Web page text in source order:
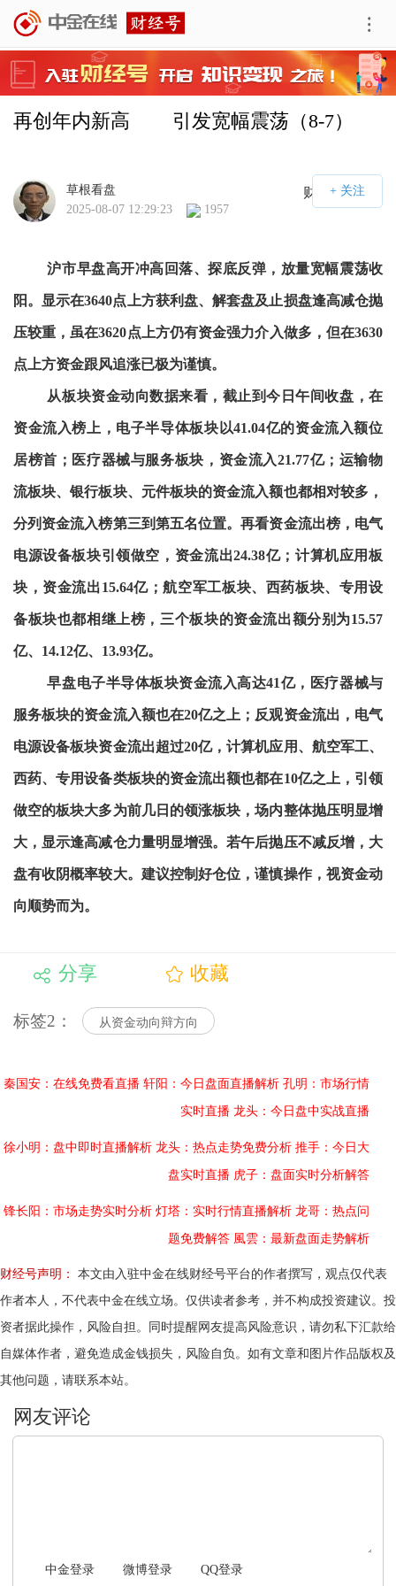
再创年内新高        引发宽幅震荡（8-7）
财经号APP
草根看盘
2025-08-07 12:29:23
1957
沪市早盘高开冲高回落、探底反弹，放量宽幅震荡收
阳。显示在3640点上方获利盘、解套盘及止损盘逢高减仓抛
压较重，虽在3620点上方仍有资金强力介入做多，但在3630
点上方资金跟风追涨已极为谨慎。
从板块资金动向数据来看，截止到今日午间收盘，在
资金流入榜上，电子半导体板块以41.04亿的资金流入额位
居榜首；医疗器械与服务板块，资金流入21.77亿；运输物
流板块、银行板块、元件板块的资金流入额也都相对较多，
分列资金流入榜第三到第五名位置。再看资金流出榜，电气
电源设备板块引领做空，资金流出24.38亿；计算机应用板
块，资金流出15.64亿；航空军工板块、西药板块、专用设
备板块也都相继上榜，三个板块的资金流出额分别为15.57
亿、14.12亿、13.93亿。
早盘电子半导体板块资金流入高达41亿，医疗器械与
服务板块的资金流入额也在20亿之上；反观资金流出，电气
电源设备板块资金流出超过20亿，计算机应用、航空军工、
西药、专用设备类板块的资金流出额也都在10亿之上，引领
做空的板块大多为前几日的领涨板块，场内整体抛压明显增
大，显示逢高减仓力量明显增强。若午后抛压不减反增，大
盘有收阴概率较大。建议控制好仓位，谨慎操作，视资金动
向顺势而为。
分享 收藏
标签2： 从资金动向辩方向
秦国安：在线免费看直播 轩阳：今日盘面直播解析 孔明：市场行情
实时直播 龙头：今日盘中实战直播
徐小明：盘中即时直播解析 龙头：热点走势免费分析 推手：今日大
盘实时直播 虎子：盘面实时分析解答
锋长阳：市场走势实时分析 灯塔：实时行情直播解析 龙哥：热点问
题免费解答 風雲：最新盘面走势解析
财经号声明：
本文由入驻中金在线财经号平台的作者撰写，观点仅代表
作者本人，不代表中金在线立场。仅供读者参考，并不构成投资建议。投
资者据此操作，风险自担。同时提醒网友提高风险意识，请勿私下汇款给
自媒体作者，避免造成金钱损失，风险自负。如有文章和图片作品版权及
其他问题，请联系本站。
中金登录 微博登录 QQ登录